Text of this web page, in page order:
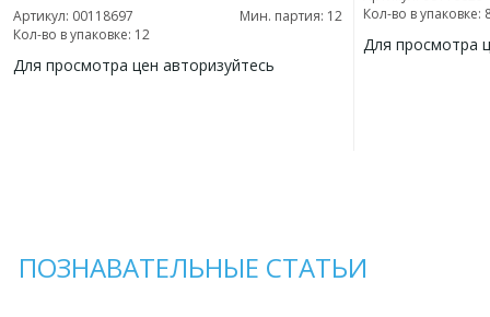
Артикул: 00118697
Мин. партия: 12
Кол-во в упаковке: 12
Для просмотра цен авторизуйтесь
Кол-во в упаковке:
Для просмотра
ПОЗНАВАТЕЛЬНЫЕ СТАТЬИ